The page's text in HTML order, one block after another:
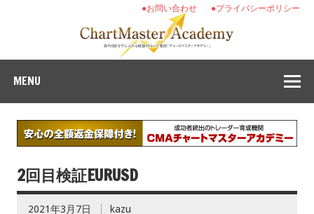
●プライバシーポリシー
●お問い合わせ
MENU
2回目検証EURUSD
2021年3月7日 kazu